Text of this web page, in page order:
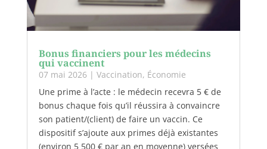
Bonus financiers pour les médecins
qui vaccinent
07 mai 2026| Vaccination, Économie
Une prime à l’acte : le médecin recevra 5 € de
bonus chaque fois qu’il réussira à convaincre
son patient/(client) de faire un vaccin. Ce
dispositif s’ajoute aux primes déjà existantes
(environ 5 500 € par an en moyenne) versées